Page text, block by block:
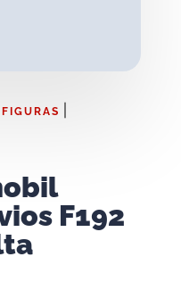
FIGURAS
F192